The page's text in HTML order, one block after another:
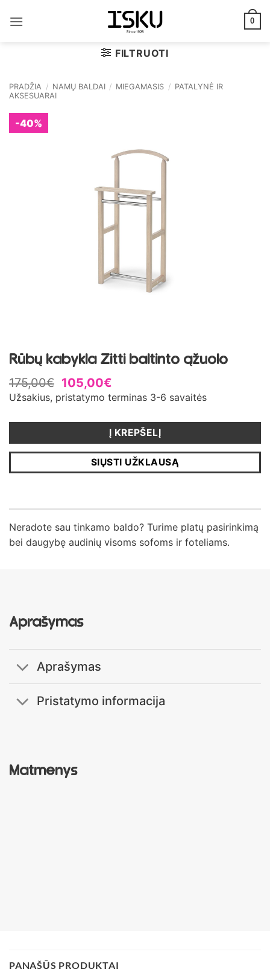
0
FILTRUOTI
PRADŽIA / NAMŲ BALDAI / MIEGAMASIS / PATALYNĖ IR
AKSESUARAI
-40%
Rūbų kabykla Zitti baltinto ąžuolo
175,00€ 105,00€
Užsakius, pristatymo terminas 3-6 savaitės
Į KREPŠELĮ
SIŲSTI UŽKLAUSĄ
Neradote sau tinkamo baldo? Turime platų pasirinkimą
bei daugybę audinių visoms sofoms ir foteliams.
Matmenys
Aprašymas
Aprašymas
Pristatymo informacija
PANAŠŪS PRODUKTAI